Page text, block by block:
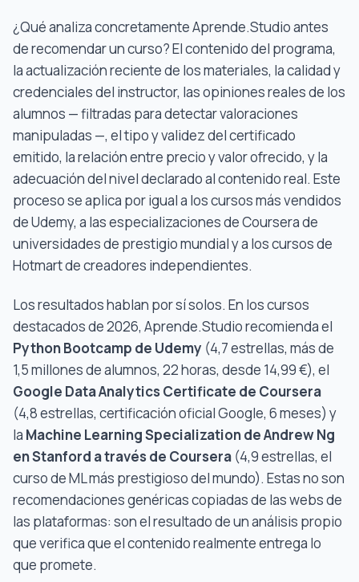
¿Qué analiza concretamente Aprende.Studio antes
de recomendar un curso? El contenido del programa,
la actualización reciente de los materiales, la calidad y
credenciales del instructor, las opiniones reales de los
alumnos — filtradas para detectar valoraciones
manipuladas —, el tipo y validez del certificado
emitido, la relación entre precio y valor ofrecido, y la
adecuación del nivel declarado al contenido real. Este
proceso se aplica por igual a los cursos más vendidos
de Udemy, a las especializaciones de Coursera de
universidades de prestigio mundial y a los cursos de
Hotmart de creadores independientes.
Los resultados hablan por sí solos. En los cursos
destacados de 2026, Aprende.Studio recomienda el
Python Bootcamp de Udemy (4,7 estrellas, más de
1,5 millones de alumnos, 22 horas, desde 14,99 €), el
Google Data Analytics Certificate de Coursera
(4,8 estrellas, certificación oficial Google, 6 meses) y
la Machine Learning Specialization de Andrew Ng
en Stanford a través de Coursera (4,9 estrellas, el
curso de ML más prestigioso del mundo). Estas no son
recomendaciones genéricas copiadas de las webs de
las plataformas: son el resultado de un análisis propio
que verifica que el contenido realmente entrega lo
que promete.